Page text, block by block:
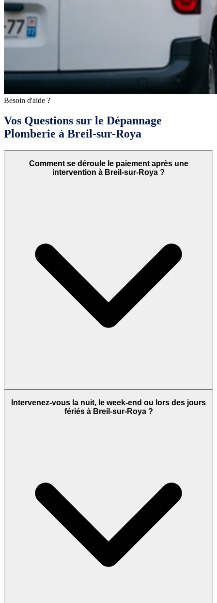
Besoin d'aide ?
Vos Questions sur le Dépannage
Plomberie à Breil-sur-Roya
Comment se déroule le paiement après une
intervention à Breil-sur-Roya ?
Intervenez-vous la nuit, le week-end ou lors des jours
fériés à Breil-sur-Roya ?